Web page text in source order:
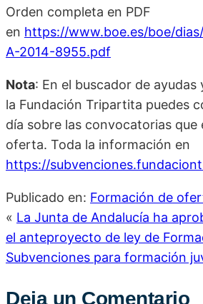
Orden completa en PDF
en https://www.boe.es/boe/
A-2014-8955.pdf
Nota: En el buscador de
la Fundación Tripartita puedes
día sobre las convocatorias que
oferta. Toda la información en
https://
Publicado en: Formación de
« La Junta de Andalucía ha
el anteproyecto de ley de
Subvenciones para formación
Deja un Comentario